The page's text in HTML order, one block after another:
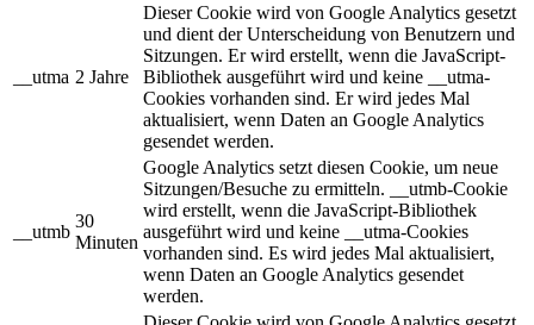
__utma 2 Jahre
Dieser Cookie wird von Google Analytics gesetzt
und dient der Unterscheidung von Benutzern und
Sitzungen. Er wird erstellt, wenn die JavaScript-
Bibliothek ausgeführt wird und keine __utma-
Cookies vorhanden sind. Er wird jedes Mal
aktualisiert, wenn Daten an Google Analytics
gesendet werden.
__utmb
30
Minuten
Google Analytics setzt diesen Cookie, um neue
Sitzungen/Besuche zu ermitteln. __utmb-Cookie
wird erstellt, wenn die JavaScript-Bibliothek
ausgeführt wird und keine __utma-Cookies
vorhanden sind. Es wird jedes Mal aktualisiert,
wenn Daten an Google Analytics gesendet
werden.